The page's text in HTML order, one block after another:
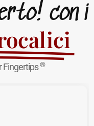
con i
Fingertips®